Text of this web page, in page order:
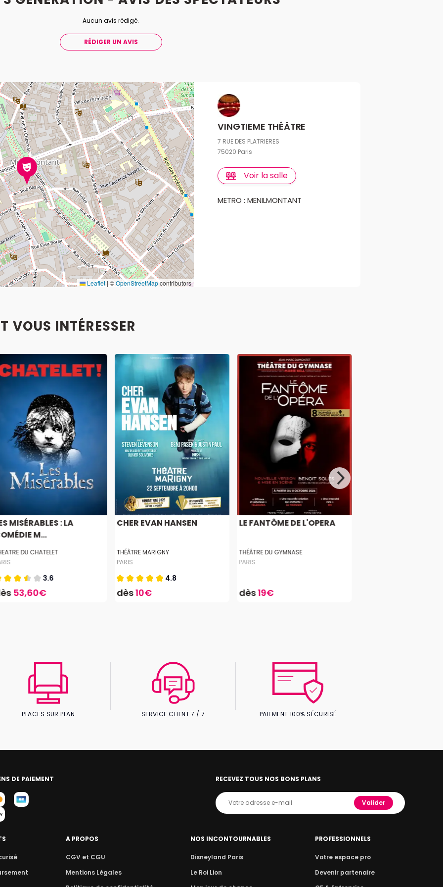
Aucun avis rédigé.
RÉDIGER UN AVIS
Leaflet | ©OpenStreetMapcontributors
VINGTIEME THÉÂTRE
7 RUE DES PLATRIERES
75020 Paris
Voir la salle
METRO : MENILMONTANT
VOUS INTÉRESSER
MISÉRABLES : LA
M...
DU CHATELET
3.6
53,60€
CHER EVAN HANSEN
THÉÂTRE MARIGNY
PARIS
4.8
dès10€
LE FANTÔME DE L'OPERA
THÉÂTRE DU GYMNASE
PARIS
dès19€
PLACES SUR PLAN SERVICE CLIENT 7 / 7 PAIEMENT 100% SÉCURISÉ
DE PAIEMENT RECEVEZ TOUS NOS BONS PLANS
Valider
A PROPOS
CGV et CGU
Mentions Légales
NOS INCONTOURNABLES
Disneyland Paris
Le Roi Lion
PROFESSIONNELS
Votre espace pro
Devenir partenaire